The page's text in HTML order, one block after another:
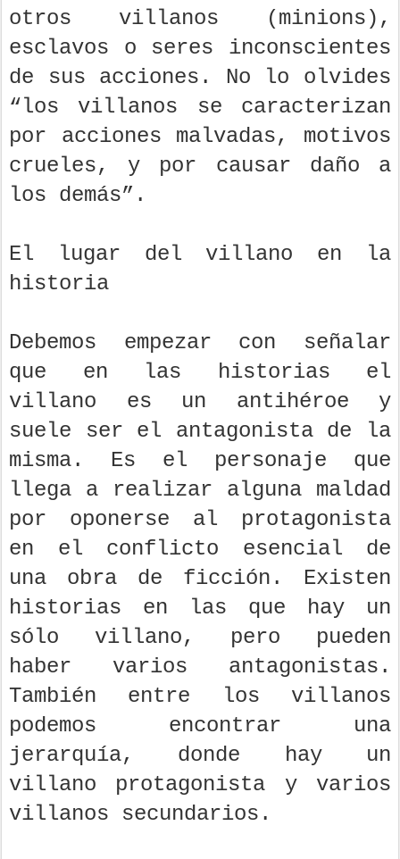
otros villanos (minions),
esclavos o seres inconscientes
de sus acciones. No lo olvides
“los villanos se caracterizan
por acciones malvadas, motivos
crueles, y por causar daño a
los demás”.
El lugar del villano en la
historia
Debemos empezar con señalar
que en las historias el
villano es un antihéroe y
suele ser el antagonista de la
misma. Es el personaje que
llega a realizar alguna maldad
por oponerse al protagonista
en el conflicto esencial de
una obra de ficción. Existen
historias en las que hay un
sólo villano, pero pueden
haber varios antagonistas.
También entre los villanos
podemos encontrar una
jerarquía, donde hay un
villano protagonista y varios
villanos secundarios.